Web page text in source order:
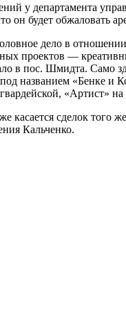
у департамента
он будет обжаловать
дело в
—
в пос. Шмидта. Само
названием «Бенке и
«Артист»
касается сделок
Кальченко.